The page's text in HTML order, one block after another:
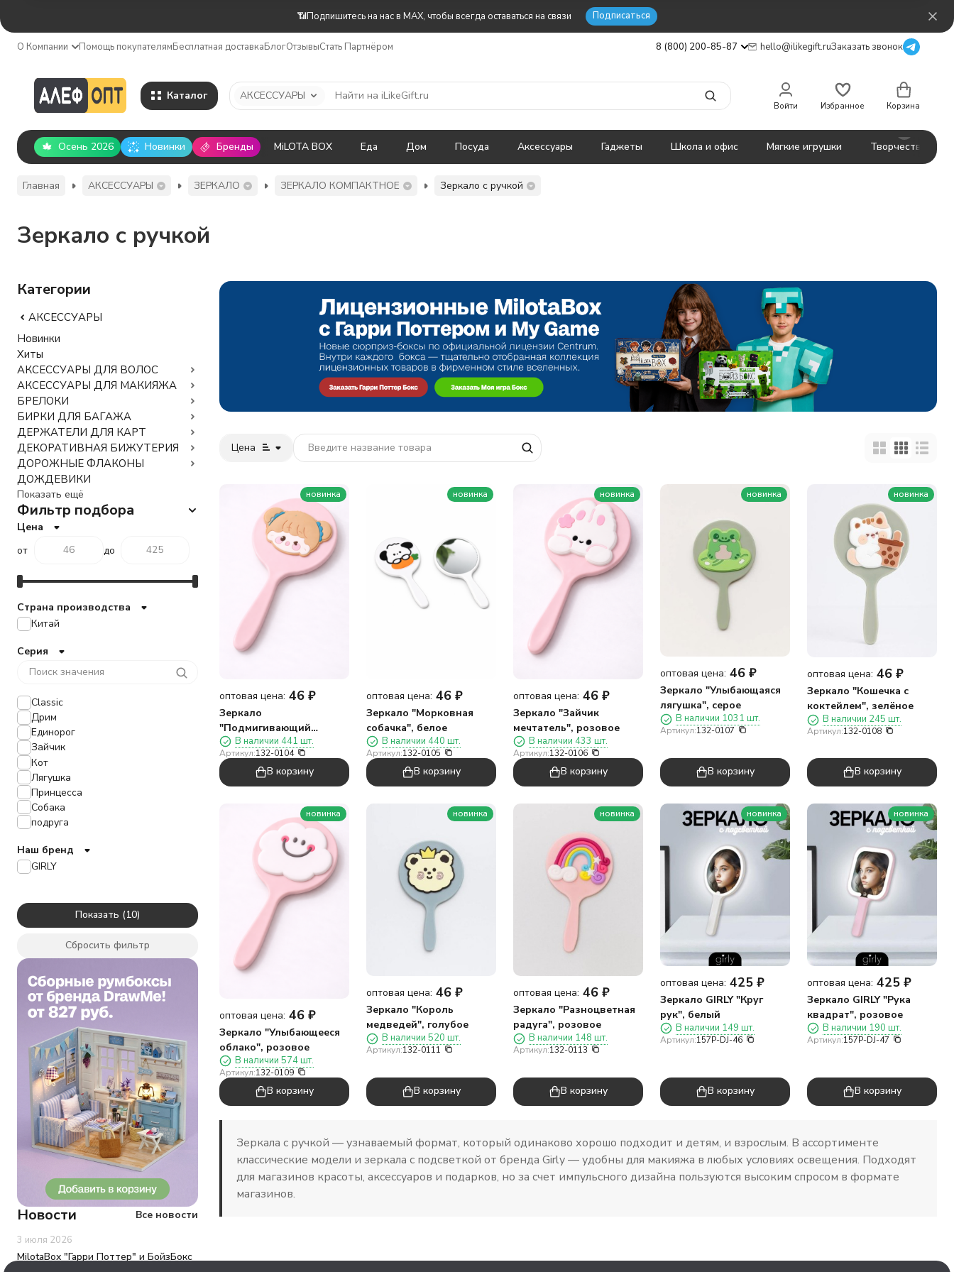
📶Подпишитесь на нас в MAX, чтобы всегда оставаться на связи Подписаться
О Компании Помощь покупателямБесплатная доставкаБлогОтзывыСтать Партнёром 8 (800) 200-85-87 hello@ilikegift.ruЗаказать звонок
Каталог АКСЕССУАРЫ
Войти Избранное Корзина
Осень 2026 Новинки Бренды MiLOTA BOX Еда Дом Посуда Аксессуары Гаджеты Школа и офис Мягкие игрушки Творчество
Главная АКСЕССУАРЫ ЗЕРКАЛО ЗЕРКАЛО КОМПАКТНОЕ Зеркало с ручкой
Зеркало с ручкой
Цена
новинка
оптовая цена: 46 ₽
Зеркало
"Подмигивающий
малыш", розовое
В наличии 441 шт.
Артикул:132-0104
В корзину
новинка
оптовая цена: 46 ₽
Зеркало "Морковная
собачка", белое
В наличии 440 шт.
Артикул:132-0105
В корзину
новинка
оптовая цена: 46 ₽
Зеркало "Зайчик
мечтатель", розовое
В наличии 433 шт.
Артикул:132-0106
В корзину
новинка
оптовая цена: 46 ₽
Зеркало "Улыбающаяся
лягушка", серое
В наличии 1031 шт.
Артикул:132-0107
В корзину
новинка
оптовая цена: 46 ₽
Зеркало "Кошечка с
коктейлем", зелёное
В наличии 245 шт.
Артикул:132-0108
В корзину
новинка
оптовая цена: 46 ₽
Зеркало "Улыбающееся
облако", розовое
В наличии 574 шт.
Артикул:132-0109
В корзину
новинка
оптовая цена: 46 ₽
Зеркало "Король
медведей", голубое
В наличии 520 шт.
Артикул:132-0111
В корзину
новинка
оптовая цена: 46 ₽
Зеркало "Разноцветная
радуга", розовое
В наличии 148 шт.
Артикул:132-0113
В корзину
новинка
оптовая цена: 425 ₽
Зеркало GIRLY "Круг
рук", белый
В наличии 149 шт.
Артикул:157P-DJ-46
В корзину
новинка
оптовая цена: 425 ₽
Зеркало GIRLY "Рука
квадрат", розовое
В наличии 190 шт.
Артикул:157P-DJ-47
В корзину
Зеркала с ручкой — узнаваемый формат, который одинаково хорошо подходит и детям, и взрослым. В ассортименте
классические модели и зеркала с подсветкой от бренда Girly — удобны для макияжа в любых условиях освещения. Подходят
для магазинов красоты, аксессуаров и подарков, но за счет импульсного дизайна пользуются высоким спросом в формате
магазинов.
Категории
АКСЕССУАРЫ
Новинки
Хиты
АКСЕССУАРЫ ДЛЯ ВОЛОС
АКСЕССУАРЫ ДЛЯ МАКИЯЖА
БРЕЛОКИ
БИРКИ ДЛЯ БАГАЖА
ДЕРЖАТЕЛИ ДЛЯ КАРТ
ДЕКОРАТИВНАЯ БИЖУТЕРИЯ
ДОРОЖНЫЕ ФЛАКОНЫ
ДОЖДЕВИКИ
Показать ещё
Фильтр подбора
Цена
от
до
Страна производства
Китай
Серия
Classic
Дрим
Единорог
Зайчик
Кот
Лягушка
Принцесса
Собака
подруга
Наш бренд
GIRLY
Показать
Сбросить фильтр
Новости Все новости
3 июля 2026
MilotaBox "Гарри Поттер" и БойзБокс